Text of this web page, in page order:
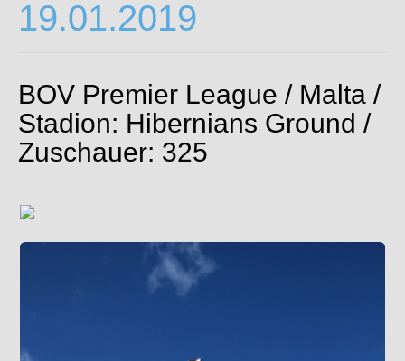
19.01.2019
BOV Premier League / Malta /
Stadion: Hibernians Ground /
Zuschauer: 325